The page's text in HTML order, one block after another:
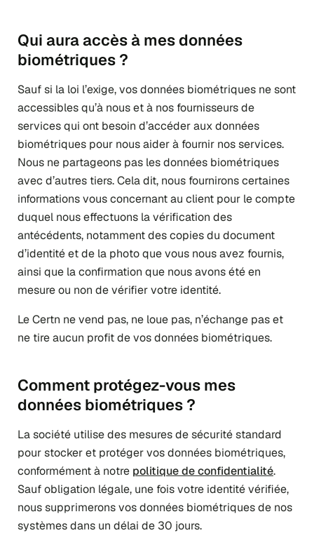
Qui aura accès à mes données
biométriques ?
Sauf si la loi l’exige, vos données biométriques ne sont
accessibles qu’à nous et à nos fournisseurs de
services qui ont besoin d’accéder aux données
biométriques pour nous aider à fournir nos services.
Nous ne partageons pas les données biométriques
avec d’autres tiers. Cela dit, nous fournirons certaines
informations vous concernant au client pour le compte
duquel nous effectuons la vérification des
antécédents, notamment des copies du document
d’identité et de la photo que vous nous avez fournis,
ainsi que la confirmation que nous avons été en
mesure ou non de vérifier votre identité.
Le Certn ne vend pas, ne loue pas, n’échange pas et
ne tire aucun profit de vos données biométriques.
Comment protégez-vous mes
données biométriques ?
La société utilise des mesures de sécurité standard
pour stocker et protéger vos données biométriques,
conformément à notre politique de confidentialité.
Sauf obligation légale, une fois votre identité vérifiée,
nous supprimerons vos données biométriques de nos
systèmes dans un délai de 30 jours.